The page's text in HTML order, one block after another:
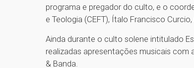
programa e pregador do culto, e o
e Teologia (CEFT), Ítalo Francisco
Ainda durante o culto solene intitulado
realizadas apresentações musicais
& Banda.